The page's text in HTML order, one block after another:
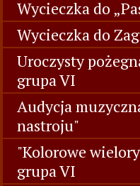
Wycieczka do
Wycieczka do
Uroczysty
grupa VI
Audycja
nastroju"
"Kolorowe
grupa VI